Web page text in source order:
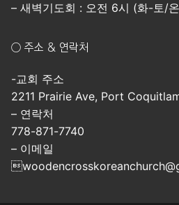
– 새벽기도회 : 오전 6시 (화-토/
○ 주소 & 연락처
-교회 주소
2211 Prairie Ave, Port
– 연락처
778-871-7740
– 이메일